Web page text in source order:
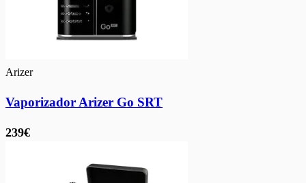
Arizer
Vaporizador Arizer Go SRT
239€